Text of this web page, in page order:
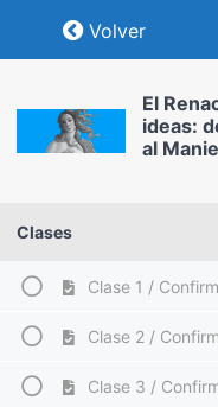
Return to
Volver
El
ideas:
al
Clases
Clase 1 /
Clase 2 /
Clase 3 /